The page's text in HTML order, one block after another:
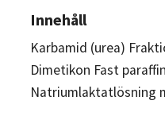
Innehåll
Karbamid (urea)
Dimetikon Fast
Natriumlaktatlösning